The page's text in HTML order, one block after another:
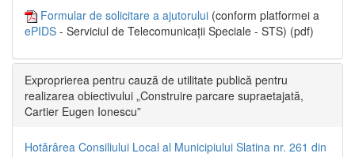
Formular de solicitare a ajutorului (conform platformei a
ePIDS - Serviciul de Telecomunicații Speciale - STS) (pdf)
Exproprierea pentru cauză de utilitate publică pentru
realizarea obiectivului „Construire parcare supraetajată,
Cartier Eugen Ionescu”
Hotărârea Consiliului Local al Municipiului Slatina nr. 261 din